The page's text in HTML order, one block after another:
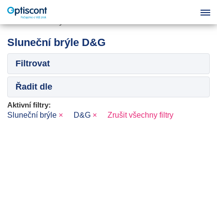
Sluneční brýle D&G
Filtrovat
Řadit dle
Aktivní filtry:
Sluneční brýle × D&G × Zrušit všechny filtry